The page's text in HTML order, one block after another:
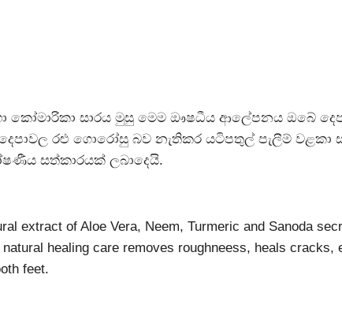
සාරය මුසු මෙම ඖෂධීය ආලේපනය ඔබේ
රළු ගොරෝසු බව නැතිකර යටිපතුල් පැලීම් වළකා
සත්කාරයක් ලබාදෙයි.
extract of Aloe Vera, Neem, Turmeric and Sanoda
healing care removes roughneess, heals cracks,
feet.